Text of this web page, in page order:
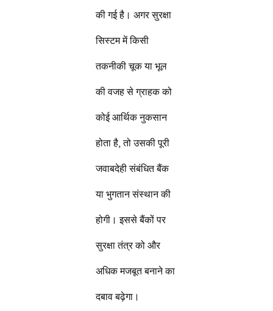
की गई है। अगर सुरक्षा
सिस्टम में किसी
तकनीकी चूक या भूल
की वजह से ग्राहक को
कोई आर्थिक नुकसान
होता है, तो उसकी पूरी
जवाबदेही संबंधित बैंक
या भुगतान संस्थान की
होगी। इससे बैंकों पर
सुरक्षा तंत्र को और
अधिक मजबूत बनाने का
दबाव बढ़ेगा।